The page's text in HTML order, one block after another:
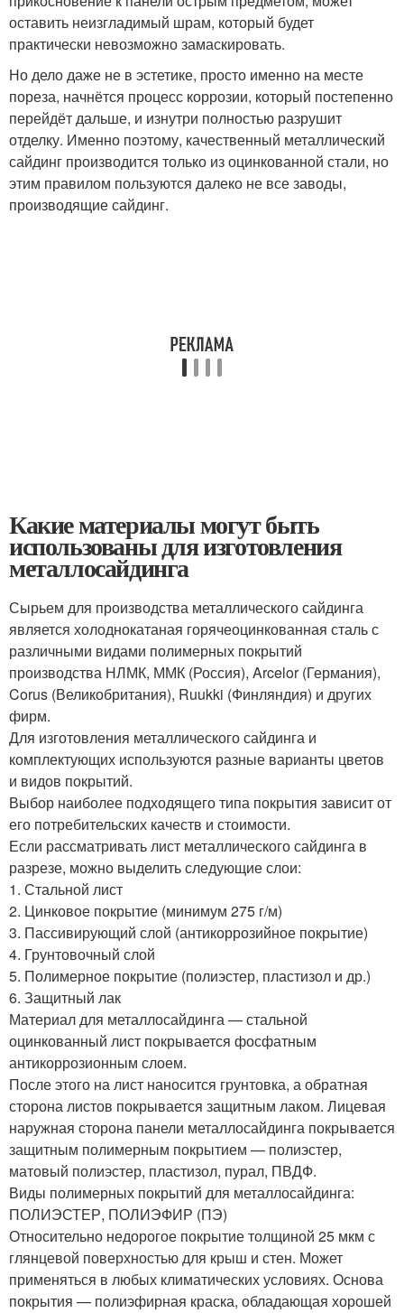
оставить неизгладимый шрам, который будет
практически невозможно замаскировать.
Но дело даже не в эстетике, просто именно на месте
пореза, начнётся процесс коррозии, который постепенно
перейдёт дальше, и изнутри полностью разрушит
отделку. Именно поэтому, качественный металлический
сайдинг производится только из оцинкованной стали, но
этим правилом пользуются далеко не все заводы,
производящие сайдинг.
Какие материалы могут быть
использованы для изготовления
металлосайдинга
Сырьем для производства металлического сайдинга
является холоднокатаная горячеоцинкованная сталь с
различными видами полимерных покрытий
производства НЛМК, ММК (Россия), Arcelor (Германия),
Corus (Великобритания), Ruukki (Финляндия) и других
фирм.
Для изготовления металлического сайдинга и
комплектующих используются разные варианты цветов
и видов покрытий.
Выбор наиболее подходящего типа покрытия зависит от
его потребительских качеств и стоимости.
Если рассматривать лист металлического сайдинга в
разрезе, можно выделить следующие слои:
1. Стальной лист
2. Цинковое покрытие (минимум 275 г/м)
3. Пассивирующий слой (антикоррозийное покрытие)
4. Грунтовочный слой
5. Полимерное покрытие (полиэстер, пластизол и др.)
6. Защитный лак
Материал для металлосайдинга — стальной
оцинкованный лист покрывается фосфатным
антикоррозионным слоем.
После этого на лист наносится грунтовка, а обратная
сторона листов покрывается защитным лаком. Лицевая
наружная сторона панели металлосайдинга покрывается
защитным полимерным покрытием — полиэстер,
матовый полиэстер, пластизол, пурал, ПВДФ.
Виды полимерных покрытий для металлосайдинга:
ПОЛИЭСТЕР, ПОЛИЭФИР (ПЭ)
Относительно недорогое покрытие толщиной 25 мкм с
глянцевой поверхностью для крыш и стен. Может
применяться в любых климатических условиях. Основа
покрытия — полиэфирная краска, обладающая хорошей